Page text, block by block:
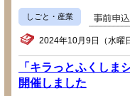
しごと・産業
2024年10月9日（水曜
「キラっとふくしま
開催しました